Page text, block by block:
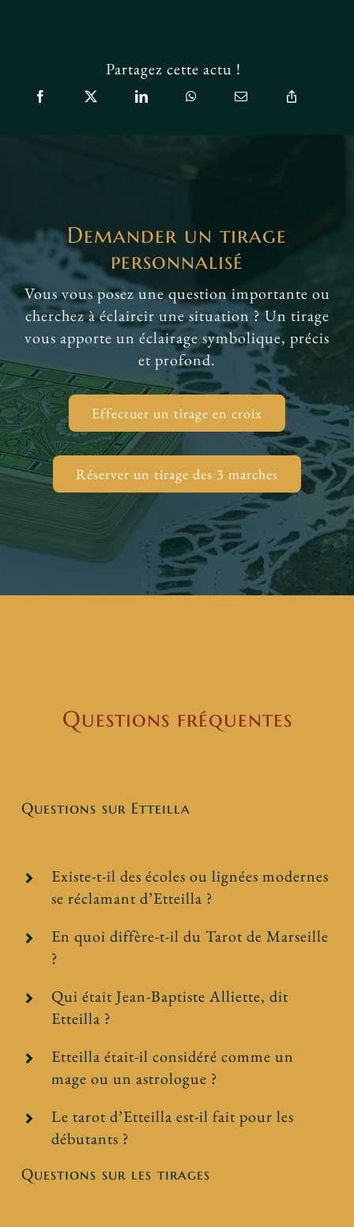
Partagez cette actu !
Demander un tirage
personnalisé
Vous vous posez une question importante ou
cherchez à éclaircir une situation ? Un tirage
vous apporte un éclairage symbolique, précis
et profond.
Effectuer un tirage en croix
Réserver un tirage des 3 marches
Questions fréquentes
Questions sur Etteilla
Existe-t-il des écoles ou lignées modernes
se réclamant d’Etteilla ?
En quoi diffère-t-il du Tarot de Marseille
?
Qui était Jean-Baptiste Alliette, dit
Etteilla ?
Etteilla était-il considéré comme un
mage ou un astrologue ?
Le tarot d’Etteilla est-il fait pour les
débutants ?
Questions sur les tirages